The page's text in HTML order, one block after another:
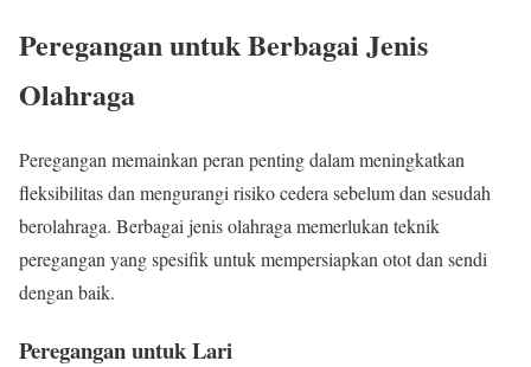
Peregangan untuk Berbagai Jenis
Olahraga
Peregangan memainkan peran penting dalam meningkatkan
fleksibilitas dan mengurangi risiko cedera sebelum dan sesudah
berolahraga. Berbagai jenis olahraga memerlukan teknik
peregangan yang spesifik untuk mempersiapkan otot dan sendi
dengan baik.
Peregangan untuk Lari